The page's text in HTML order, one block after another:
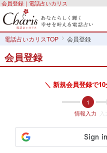
会員登録｜電話占いカリス
電話占いカリスTOP 会員登録
会員登録
＼ 新規会員登録で
情報入力